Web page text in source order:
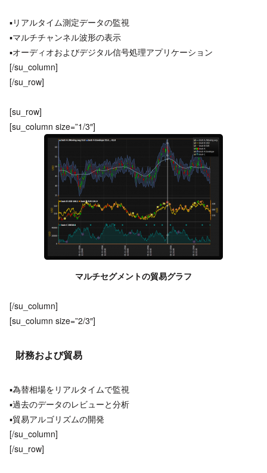
▪リアルタイム測定データの監視
▪マルチチャンネル波形の表示
▪オーディオおよびデジタル信号処理アプリケーション
[/su_column]
[/su_row]
[su_row]
[su_column size=”1/3″]
マルチセグメントの貿易グラフ
[/su_column]
[su_column size=”2/3″]
財務および貿易
▪為替相場をリアルタイムで監視
▪過去のデータのレビューと分析
▪貿易アルゴリズムの開発
[/su_column]
[/su_row]